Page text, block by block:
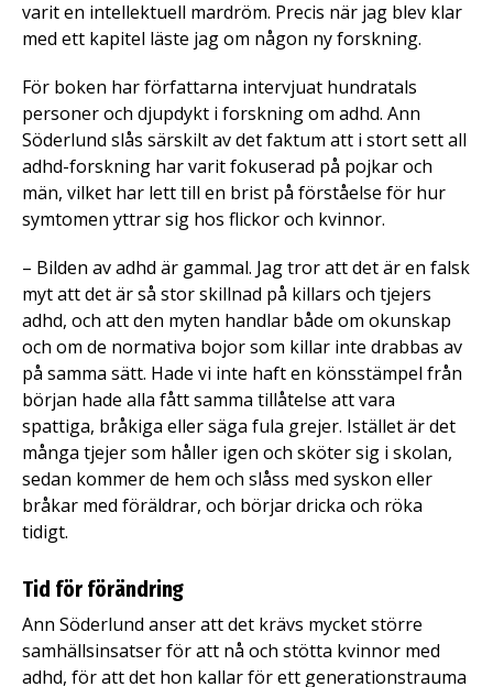
varit en intellektuell mardröm. Precis när jag blev klar
med ett kapitel läste jag om någon ny forskning.
För boken har författarna intervjuat hundratals
personer och djupdykt i forskning om adhd. Ann
Söderlund slås särskilt av det faktum att i stort sett all
adhd-forskning har varit fokuserad på pojkar och
män, vilket har lett till en brist på förståelse för hur
symtomen yttrar sig hos flickor och kvinnor.
– Bilden av adhd är gammal. Jag tror att det är en falsk
myt att det är så stor skillnad på killars och tjejers
adhd, och att den myten handlar både om okunskap
och om de normativa bojor som killar inte drabbas av
på samma sätt. Hade vi inte haft en könsstämpel från
början hade alla fått samma tillåtelse att vara
spattiga, bråkiga eller säga fula grejer. Istället är det
många tjejer som håller igen och sköter sig i skolan,
sedan kommer de hem och slåss med syskon eller
bråkar med föräldrar, och börjar dricka och röka
tidigt.
Tid för förändring
Ann Söderlund anser att det krävs mycket större
samhällsinsatser för att nå och stötta kvinnor med
adhd, för att det hon kallar för ett generationstrauma